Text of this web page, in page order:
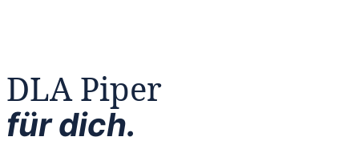
DLA Piper
für dich.